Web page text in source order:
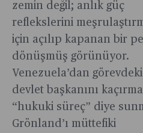
zemin değil; anlık güç
reflekslerini
için açılıp kapanan bir
dönüşmüş görünüyor.
Venezuela’dan
devlet başkanını
“hukuki süreç” diye
Grönland’ı müttefiki